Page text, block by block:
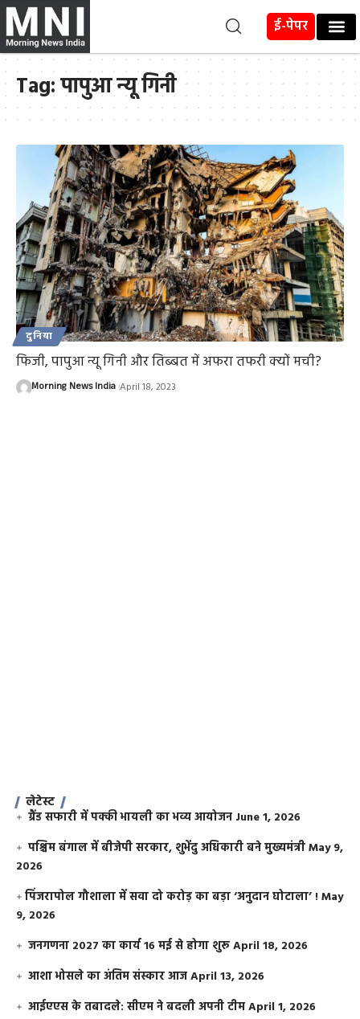
ई-पेपर
Tag:पापुआ न्यू गिनी
दुनिया
फिजी, पापुआ न्यू गिनी और तिब्बत में अफरा तफरी क्यों मची?
Morning News India April 18, 2023
लेटेस्ट
ग्रैंड सफारी में पक्की भायली का भव्य आयोजन June 1, 2026
पश्चिम बंगाल में बीजेपी सरकार, शुभेंदु अधिकारी बने मुख्यमंत्रीMay 9,
2026
​पिंजरापोल गौशाला में सवा दो करोड़ का बड़ा ‘अनुदान घोटाला’ !May
9, 2026
जनगणना 2027 का कार्य 16 मई से होगा शुरूApril 18, 2026
आशा भोसले का अंतिम संस्कार आजApril 13, 2026
आईएएस के तबादले: सीएम ने बदली अपनी टीमApril 1, 2026